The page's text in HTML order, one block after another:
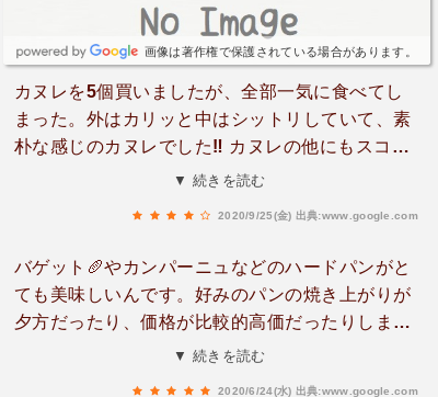
画像は著作権で保護されている場合があります。
カヌレを5個買いましたが、全部一気に食べてし
まった。外はカリッと中はシットリしていて、素
朴な感じのカヌレでした‼️ カヌレの他にもスコー
ン、パン等もあったので、今度買って見ようと思
あります。
▼ 続きを読む
2020/9/25(金) 出典:www.google.com
バゲット🥖やカンパーニュなどのハードパンがと
ても美味しいんです。好みのパンの焼き上がりが
夕方だったり、価格が比較的高価だったりします
が、それでもここのハード系のパンが一番好きで
▼ 続きを読む
2020/6/24(水) 出典:www.google.com